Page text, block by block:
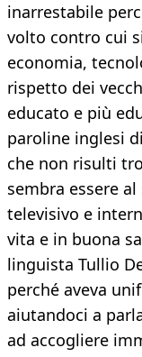
inarrestabile
volto contro cui
economia,
rispetto dei
educato e più
paroline inglesi
che non risulti
sembra essere
televisivo e
vita e in buona
linguista Tullio
perché aveva
aiutandoci a
ad accogliere